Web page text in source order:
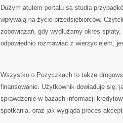
Dużym atutem portalu są studia
wpływają na życie przedsiębiorców.
zobowiązań, gdy wydłużamy okres
odpowiednio rozmawiać z wierzycielem,
Wszystko o Pożyczkach to także
finansowanie. Użytkownik dowiaduje się,
sprawdzenie w bazach informacji
spotkania, oraz jak wygląda proces